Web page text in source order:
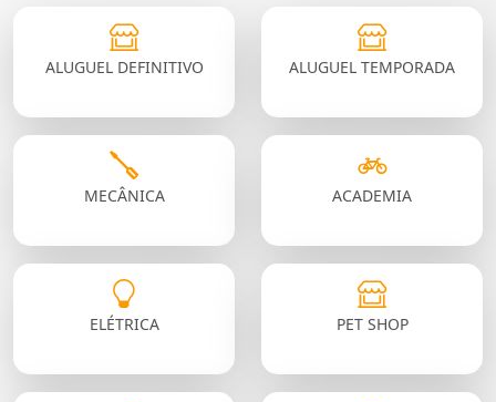
ALUGUEL DEFINITIVO ALUGUEL TEMPORADA
MECÂNICA ACADEMIA
ELÉTRICA PET SHOP